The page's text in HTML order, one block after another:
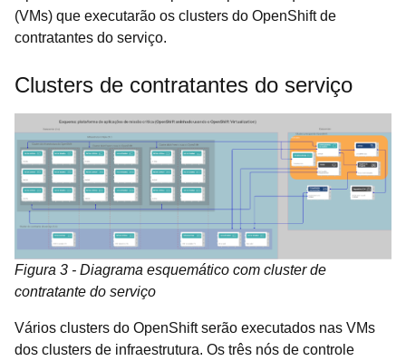
(VMs) que executarão os clusters do OpenShift de
contratantes do serviço.
Clusters de contratantes do serviço
Figura 3 - Diagrama esquemático com cluster de
contratante do serviço
Vários clusters do OpenShift serão executados nas VMs
dos clusters de infraestrutura. Os três nós de controle